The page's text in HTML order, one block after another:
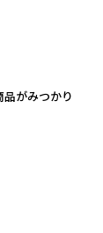
がみつかり